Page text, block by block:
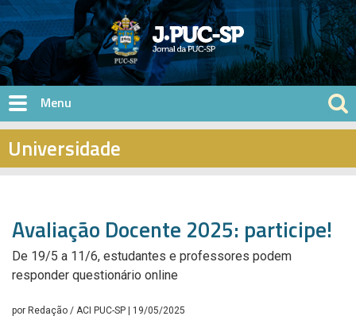
Pular para o conteúdo principal
Universidade
Avaliação Docente 2025: participe!
De 19/5 a 11/6, estudantes e professores podem
responder questionário online
por Redação / ACI PUC-SP | 19/05/2025